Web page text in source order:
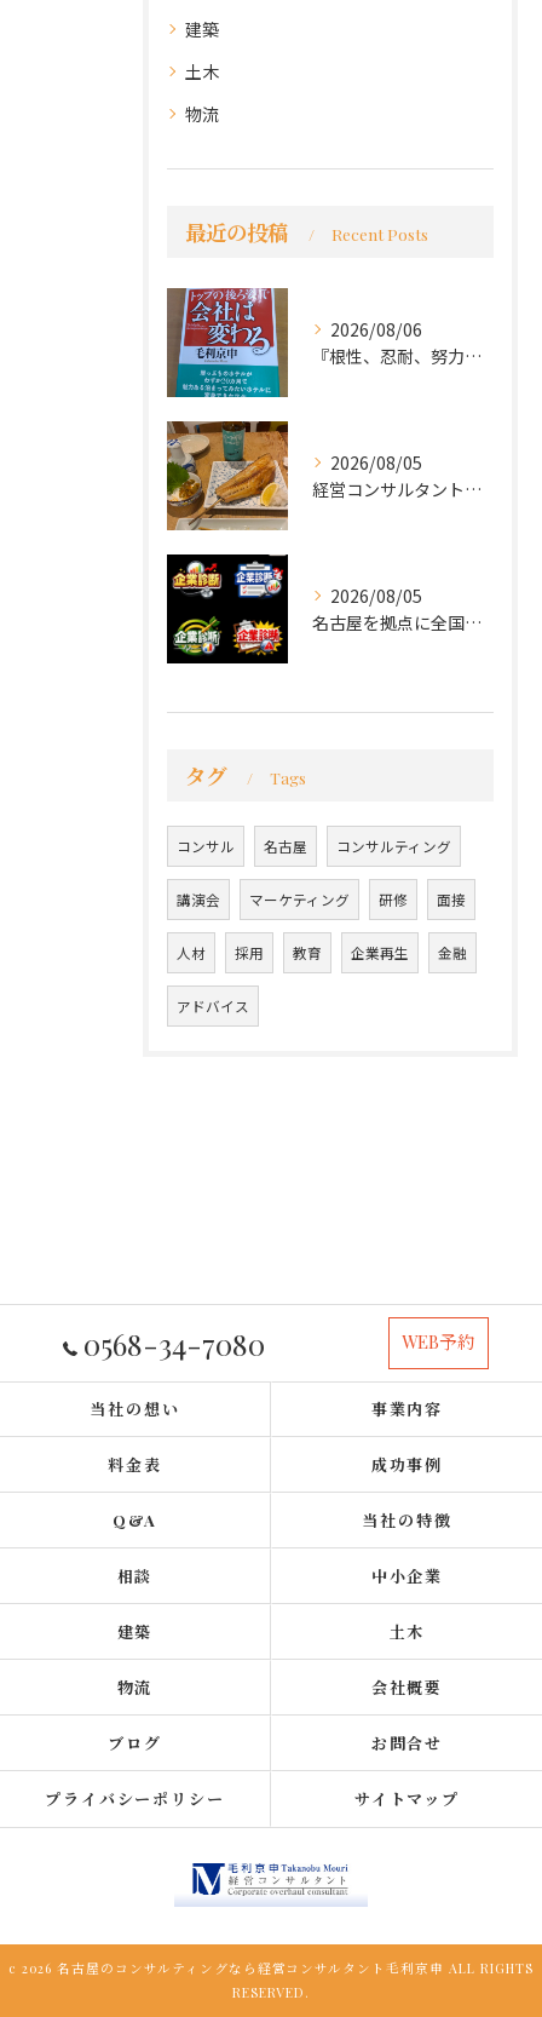
建築
土木
物流
最近の投稿 Recent Posts
2026/08/06
『根性、忍耐、努力という言葉は死語なのか』
2026/08/05
経営コンサルタントのモーちゃん・毛利京申です。
2026/08/05
名古屋を拠点に全国で活動する 経営コンサルタントの 毛利京申...
タグ Tags
コンサル 名古屋 コンサルティング
講演会 マーケティング 研修 面接
人材 採用 教育 企業再生 金融
アドバイス
0568-34-7080 WEB予約
当社の想い 事業内容
料金表 成功事例
Q&A 当社の特徴
相談 中小企業
建築 土木
物流 会社概要
ブログ お問合せ
プライバシーポリシー サイトマップ
c 2026 名古屋のコンサルティングなら経営コンサルタント毛利京申 ALL RIGHTS
RESERVED.